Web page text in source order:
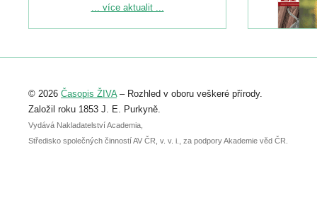
Podrobnější informace ke konferenci
Registrovat se můžete do 6. září.
abstraktu přihlášené přednášky nebo
posteru je už 30. června.
... více aktualit ...
© 2026 Časopis ŽIVA– Rozhled v oboru veškeré přírody.
Založil roku 1853 J. E. Purkyně.
Vydává Nakladatelství Academia,
Středisko společných činností AV ČR, v. v. i., za podpory Akademie věd ČR.